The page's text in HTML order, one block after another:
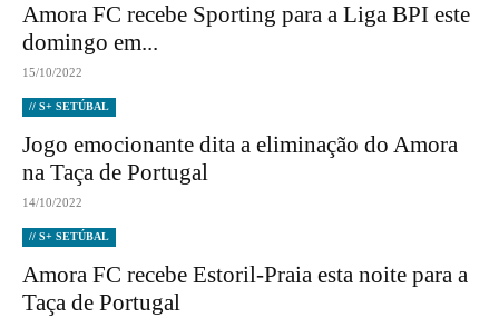
Amora FC recebe Sporting para a Liga BPI este
domingo em...
15/10/2022
// S+ SETÚBAL
Jogo emocionante dita a eliminação do Amora
na Taça de Portugal
14/10/2022
// S+ SETÚBAL
Amora FC recebe Estoril-Praia esta noite para a
Taça de Portugal